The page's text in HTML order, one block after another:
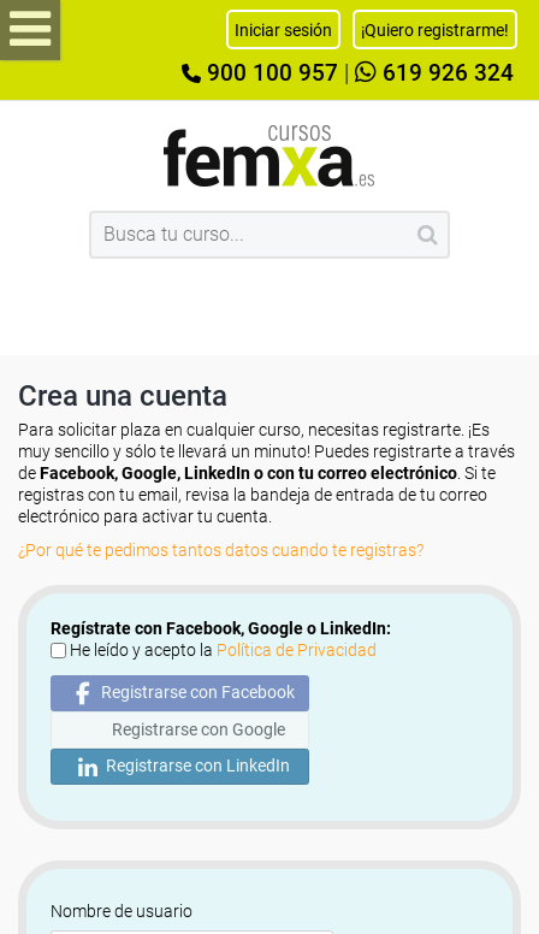
Iniciar sesión ¡Quiero registrarme!
900 100 957 619 926 324
Crea una cuenta
Para solicitar plaza en cualquier curso, necesitas registrarte. ¡Es
muy sencillo y sólo te llevará un minuto! Puedes registrarte a través
deFacebook, Google, LinkedIn o con tu correo electrónico . Si te
registras con tu email, revisa la bandeja de entrada de tu correo
electrónico para activar tu cuenta.
¿Por qué te pedimos tantos datos cuando te registras?
Regístrate con Facebook, Google o LinkedIn:
He leído y acepto la Política de Privacidad
Registrarse con Facebook
Registrarse con Google
Registrarse con LinkedIn
Nombre de usuario